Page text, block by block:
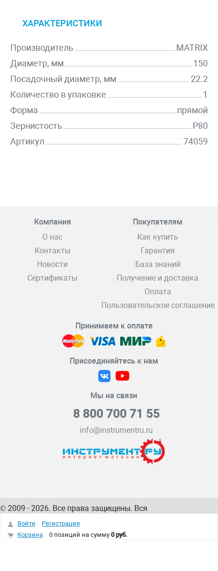
ХАРАКТЕРИСТИКИ
Производитель
MATRIX
Диаметр, мм
150
Посадочный диаметр, мм
22.2
Количество в упаковке
1
Форма
прямой
Зернистость
P80
Артикул
74059
Компания
О нас
Контакты
Новости
Сертификаты
Покупателям
Как купить
Гарантия
База знаний
Получение и доставка
Оплата
Пользовательское соглашение
Принимаем к оплате
Присоединяйтесь к нам
Мы на связи
8 800 700 71 55
info@instrumentru.ru
© 2009 - 2026. Все права защищены. Вся
информация на сайте – собственность
интернет-магазина
Войти
Регистрация
Корзина
0 позиций на сумму 0 руб.